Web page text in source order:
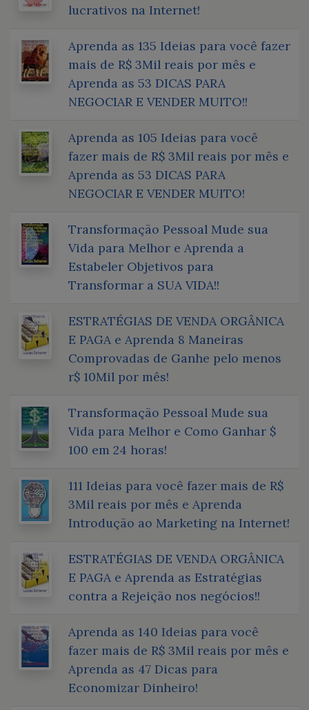
lucrativos na Internet!
Aprenda as 135 Ideias para você fazer
mais de R$ 3Mil reais por mês e
Aprenda as 53 DICAS PARA
NEGOCIAR E VENDER MUITO!!
Aprenda as 105 Ideias para você
fazer mais de R$ 3Mil reais por mês e
Aprenda as 53 DICAS PARA
NEGOCIAR E VENDER MUITO!
Transformação Pessoal Mude sua
Vida para Melhor e Aprenda a
Estabeler Objetivos para
Transformar a SUA VIDA!!
ESTRATÉGIAS DE VENDA ORGÂNICA
E PAGA e Aprenda 8 Maneiras
Comprovadas de Ganhe pelo menos
r$ 10Mil por mês!
Transformação Pessoal Mude sua
Vida para Melhor e Como Ganhar $
100 em 24 horas!
111 Ideias para você fazer mais de R$
3Mil reais por mês e Aprenda
Introdução ao Marketing na Internet!
ESTRATÉGIAS DE VENDA ORGÂNICA
E PAGA e Aprenda as Estratégias
contra a Rejeição nos negócios!!
Aprenda as 140 Ideias para você
fazer mais de R$ 3Mil reais por mês e
Aprenda as 47 Dicas para
Economizar Dinheiro!